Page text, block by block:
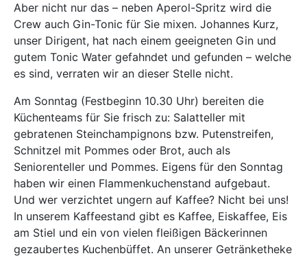
Aber nicht nur das – neben Aperol-Spritz wird die
Crew auch Gin-Tonic für Sie mixen. Johannes Kurz,
unser Dirigent, hat nach einem geeigneten Gin und
gutem Tonic Water gefahndet und gefunden – welche
es sind, verraten wir an dieser Stelle nicht.
Am Sonntag (Festbeginn 10.30 Uhr) bereiten die
Küchenteams für Sie frisch zu: Salatteller mit
gebratenen Steinchampignons bzw. Putenstreifen,
Schnitzel mit Pommes oder Brot, auch als
Seniorenteller und Pommes. Eigens für den Sonntag
haben wir einen Flammenkuchenstand aufgebaut.
Und wer verzichtet ungern auf Kaffee? Nicht bei uns!
In unserem Kaffeestand gibt es Kaffee, Eiskaffee, Eis
am Stiel und ein von vielen fleißigen Bäckerinnen
gezaubertes Kuchenbüffet. An unserer Getränketheke